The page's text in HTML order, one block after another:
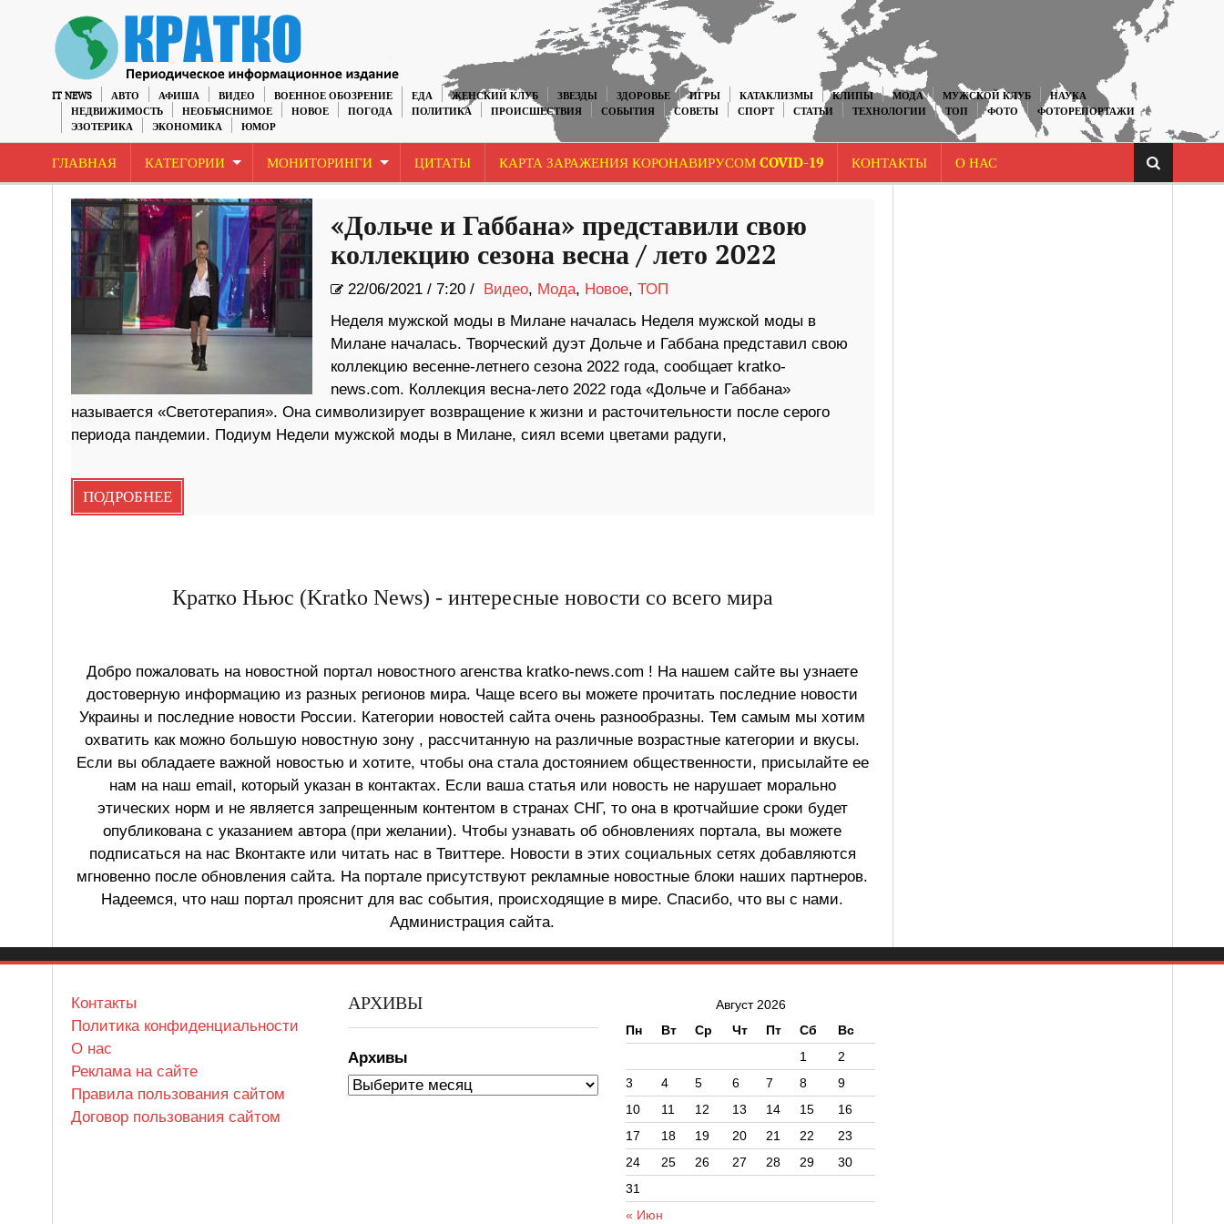
IT NEWS АВТО АФИША ВИДЕО ВОЕННОЕ ОБОЗРЕНИЕ ЕДА ЖЕНСКИЙ КЛУБ ЗВЕЗДЫ ЗДОРОВЬЕ ИГРЫ КАТАКЛИЗМЫ КЛИПЫ МОДА МУЖСКОЙ КЛУБ
НАУКА
НЕДВИЖИМОСТЬ
НЕОБЪЯСНИМОЕ НОВОЕ ПОГОДА ПОЛИТИКА ПРОИСШЕСТВИЯ СОБЫТИЯ СОВЕТЫ СПОРТ СТАТЬИ ТЕХНОЛОГИИ ТОП ФОТО
ФОТОРЕПОРТАЖИ
ЭЗОТЕРИКА
ЭКОНОМИКА ЮМОР
ГЛАВНАЯ КАТЕГОРИИ МОНИТОРИНГИ ЦИТАТЫ КАРТА ЗАРАЖЕНИЯ КОРОНАВИРУСОМ COVID-19 КОНТАКТЫ О НАС
«Дольче и Габбана» представили свою
коллекцию сезона весна / лето 2022
22/06/2021/ 7:20 / Видео, Мода, Новое, ТОП
Неделя мужской моды в Милане началась Неделя мужской моды в
Милане началась. Творческий дуэт Дольче и Габбана представил свою
коллекцию весенне-летнего сезона 2022 года, сообщает kratko-
news.com. Коллекция весна-лето 2022 года «Дольче и Габбана»
называется «Светотерапия». Она символизирует возвращение к жизни и расточительности после серого
периода пандемии. Подиум Недели мужской моды в Милане, сиял всеми цветами радуги,
ПОДРОБНЕЕ
Кратко Ньюс (Kratko News) - интересные новости со всего мира
Добро пожаловать на новостной портал новостного агенства kratko-news.com ! На нашем сайте вы узнаете
достоверную информацию из разных регионов мира. Чаще всего вы можете прочитать последние новости
Украины и последние новости России. Категории новостей сайта очень разнообразны. Тем самым мы хотим
охватить как можно большую новостную зону , рассчитанную на различные возрастные категории и вкусы.
Если вы обладаете важной новостью и хотите, чтобы она стала достоянием общественности, присылайте ее
нам на наш email, который указан в контактах. Если ваша статья или новость не нарушает морально
этических норм и не является запрещенным контентом в странах СНГ, то она в кротчайшие сроки будет
опубликована с указанием автора (при желании). Чтобы узнавать об обновлениях портала, вы можете
подписаться на нас Вконтакте или читать нас в Твиттере. Новости в этих социальных сетях добавляются
мгновенно после обновления сайта. На портале присутствуют рекламные новостные блоки наших партнеров.
Надеемся, что наш портал прояснит для вас события, происходящие в мире. Спасибо, что вы с нами.
Администрация сайта.
Контакты
Политика конфиденциальности
О нас
Реклама на сайте
Правила пользования сайтом
Договор пользования сайтом
АРХИВЫ
Архивы
Август 2026
Пн
Вт Ср Чт Пт Сб Вс
« Июн
1
2
3
4 5 6 7 8
9
10
11 12 13 14 15
16
17
18 19 20 21 22
23
24
25 26 27 28 29
30
31